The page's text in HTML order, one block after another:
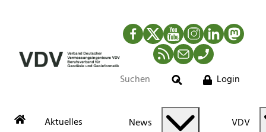
Facebook
TwitterYouTubeInstagram
LinkedIn
RSS-Newsfeed
MailTelefon
Suche
Login
Aktuelles News VDV